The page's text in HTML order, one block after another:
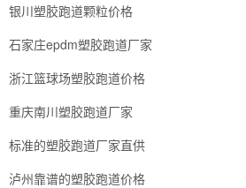
银川塑胶跑道颗粒价格
石家庄epdm塑胶跑道厂家
浙江篮球场塑胶跑道价格
重庆南川塑胶跑道厂家
标准的塑胶跑道厂家直供
泸州靠谱的塑胶跑道价格